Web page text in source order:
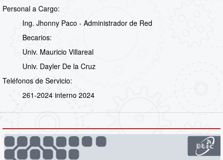
Personal a Cargo:
Ing. Jhonny Paco - Administrador de Red
Becarios:
Univ. Mauricio Villareal
Univ. Dayler De la Cruz
Teléfonos de Servicio:
261-2024 interno 2024